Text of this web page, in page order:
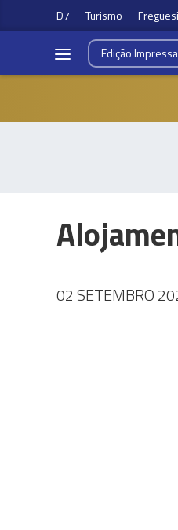
D7 Turismo
EdiçãoImpressa
02 SETEMBRO